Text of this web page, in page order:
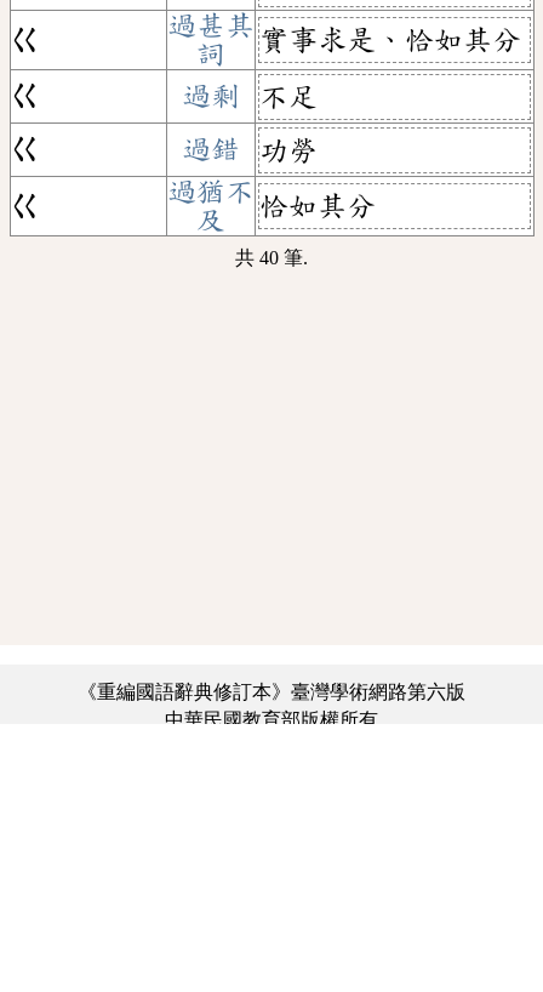
ㄍ
過甚其
詞
實事求是、恰如其分
ㄍ
過剩
不足
ㄍ
過錯
功勞
ㄍ
過猶不
及
恰如其分
共 40 筆.
《重編國語辭典修訂本》臺灣學術網路第六版
中華民國教育部版權所有